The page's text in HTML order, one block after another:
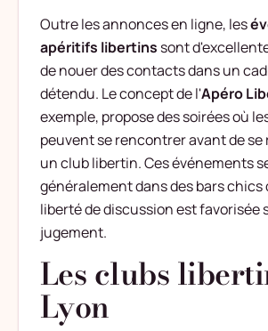
Outre les annonces en ligne, les
apéritifs libertins sont
de nouer des contacts dans un
détendu. Le concept de l'Apéro
exemple, propose des soirées où
peuvent se rencontrer avant de se
un club libertin. Ces événements
généralement dans des bars chics
liberté de discussion est favorisée
jugement.
Les clubs
Lyon